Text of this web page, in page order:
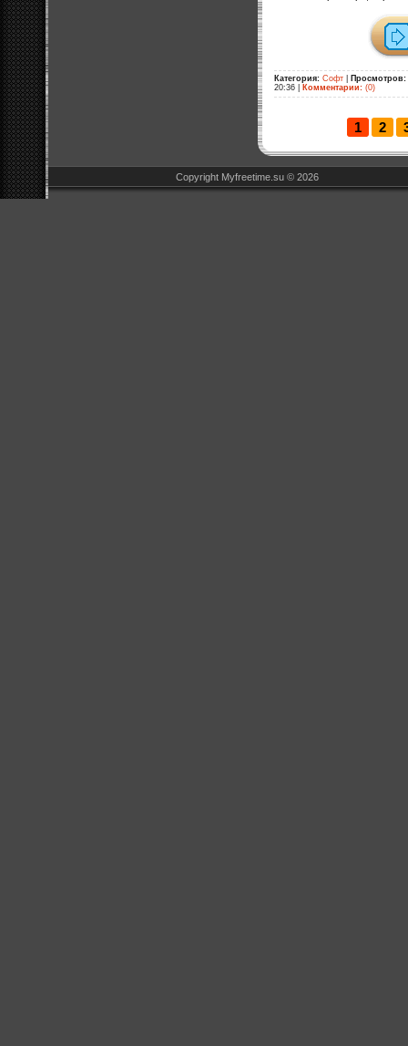
Категория: Софт Просмотров:
20:36
Комментарии: (0)
1 2
Copyright Myfreetime.su © 2026